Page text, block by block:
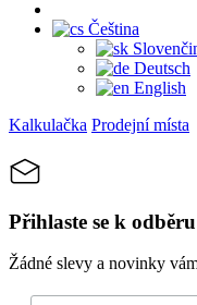
Čeština
Deutsch
English
Kalkulačka Prodejní místa
Přihlaste se k
Žádné slevy a novinky